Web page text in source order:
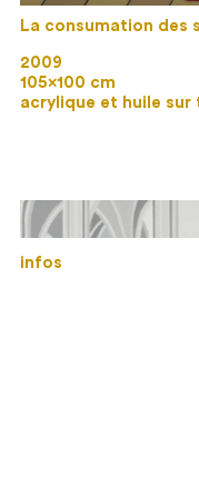
infos
La consumation des
2009
105×100 cm
acrylique et huile sur